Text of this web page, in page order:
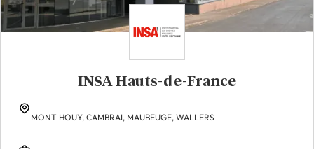
INSA Hauts-de-France
MONT HOUY,CAMBRAI, MAUBEUGE,WALLERS